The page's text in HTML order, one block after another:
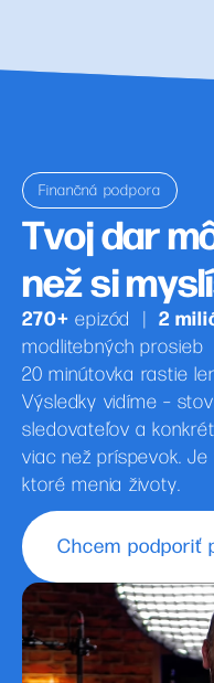
Finančná podpora
Tvoj dar
než si
270+ epizód | 2
modlitebných prosieb
20 minútovka rastie
Výsledky vidíme –
sledovateľov a
viac než príspevok.
ktoré menia životy.
Chcem podporiť